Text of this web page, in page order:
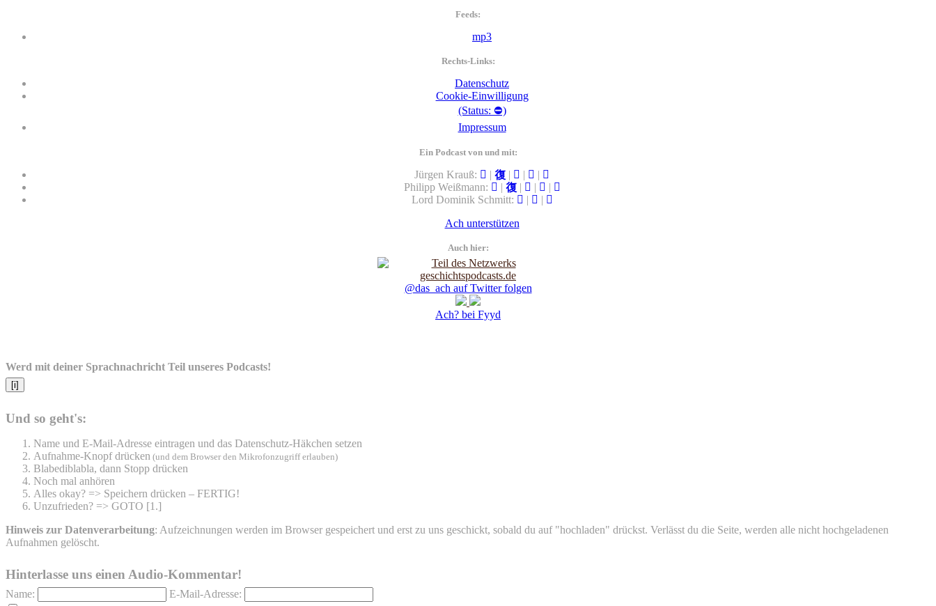
Feeds:
mp3
Rechts-Links:
Datenschutz
Cookie-Einwilligung
(Status: ⛔)
Impressum
Ein Podcast von und mit:
Jürgen Krauß: | | |
|
Philipp Weißmann:
| | |
|
Lord Dominik Schmitt:
|
|
Ach unterstützen
Auch hier:
@das_ach auf Twitter folgen
Ach? bei Fyyd
Werd mit deiner Sprachnachricht Teil unseres Podcasts!
[i]
Und so geht's:
Name und E-Mail-Adresse eintragen und das Datenschutz-Häkchen setzen
Aufnahme-Knopf drücken (und dem Browser den Mikrofonzugriff erlauben)
Blabediblabla, dann Stopp drücken
Noch mal anhören
Alles okay? => Speichern drücken – FERTIG!
Unzufrieden? => GOTO [1.]
Hinweis zur Datenverarbeitung: Aufzeichnungen werden im Browser gespeichert und erst zu uns geschickt, sobald du auf "hochladen" drückst. Verlässt du die Seite, werden alle nicht hochgeladenen
Aufnahmen gelöscht.
Hinterlasse uns einen Audio-Kommentar!
Name: E-Mail-Adresse: